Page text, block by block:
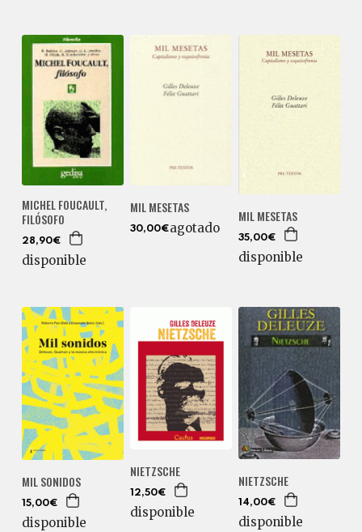
MICHEL FOUCAULT,
FILÓSOFO
28,90€
disponible
MIL MESETAS
30,00€agotado
MIL MESETAS
35,00€
disponible
MIL SONIDOS
15,00€
disponible
NIETZSCHE
12,50€
disponible
NIETZSCHE
14,00€
disponible